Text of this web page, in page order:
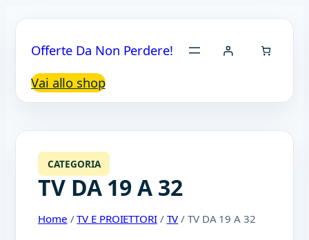
Offerte Da Non Perdere!
Vai allo shop
CATEGORIA
TV DA 19 A 32
Home /TV E PROIETTORI/ TV / TV DA 19 A 32